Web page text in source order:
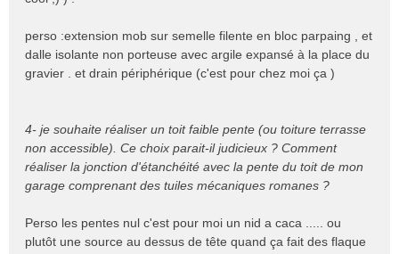
perso :extension mob sur semelle filente en bloc parpaing , et
dalle isolante non porteuse avec argile expansé à la place du
gravier . et drain périphérique (c'est pour chez moi ça )
4- je souhaite réaliser un toit faible pente (ou toiture terrasse
non accessible). Ce choix parait-il judicieux ? Comment
réaliser la jonction d'étanchéité avec la pente du toit de mon
garage comprenant des tuiles mécaniques romanes ?
Perso les pentes nul c'est pour moi un nid a caca ..... ou
plutôt une source au dessus de tête quand ça fait des flaque